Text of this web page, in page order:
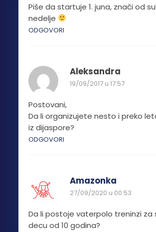
Piše da startuje 1. juna, znači od
nedelje
ODGOVORI
Aleksandra
19/09/2017 u 17:57
Postovani,
Da li organizujete nesto i preko
iz dijaspore?
ODGOVORI
Amazonka
27/09/2020 u 00:53
Da li postoje vaterpolo treninzi za
decu od 10 godina?